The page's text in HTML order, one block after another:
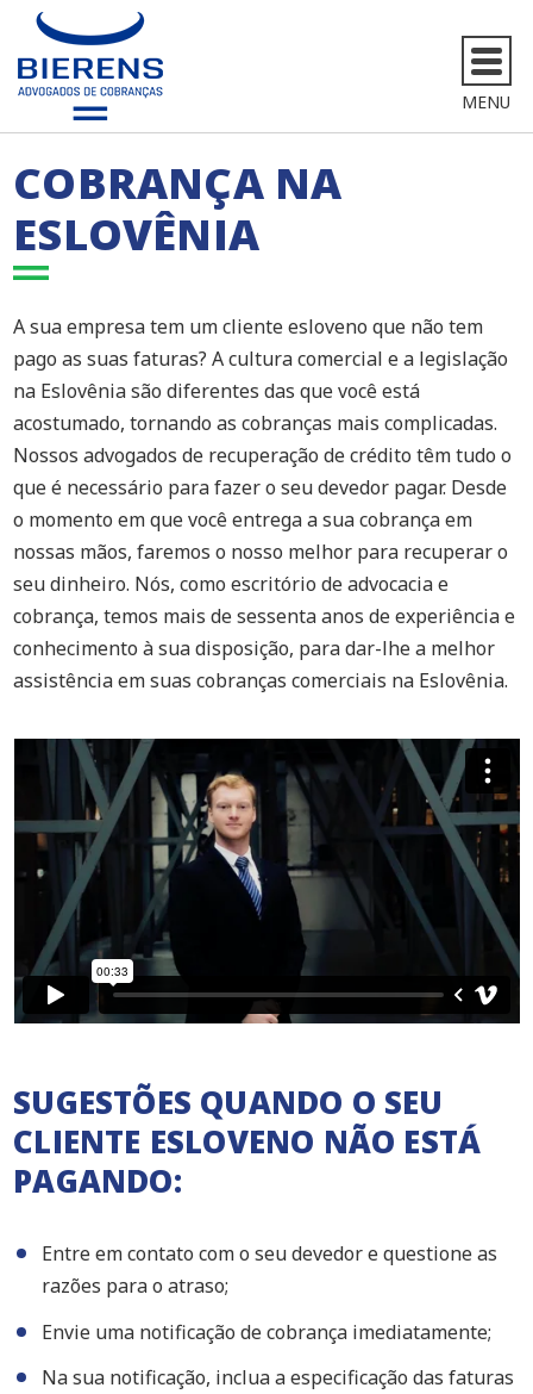
MENU
COBRANÇA NA
ESLOVÊNIA
A sua empresa tem um cliente esloveno que não tem
pago as suas faturas? A cultura comercial e a legislação
na Eslovênia são diferentes das que você está
acostumado, tornando as cobranças mais complicadas.
Nossos advogados de recuperação de crédito têm tudo o
que é necessário para fazer o seu devedor pagar. Desde
o momento em que você entrega a sua cobrança em
nossas mãos, faremos o nosso melhor para recuperar o
seu dinheiro. Nós, como escritório de advocacia e
cobrança, temos mais de sessenta anos de experiência e
conhecimento à sua disposição, para dar-lhe a melhor
assistência em suas cobranças comerciais na Eslovênia.
SUGESTÕES QUANDO O SEU
CLIENTE ESLOVENO NÃO ESTÁ
PAGANDO:
Entre em contato com o seu devedor e questione as
razões para o atraso;
Envie uma notificação de cobrança imediatamente;
Na sua notificação, inclua a especificação das faturas